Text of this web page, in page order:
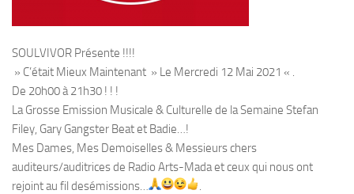
SOULVIVOR Présente !!!!
» C’était Mieux Maintenant » Le Mercredi 12 Mai 2021 « .
De 20h00 à 21h30 ! ! !
La Grosse Emission Musicale & Culturelle de la Semaine Stefan
Filey, Gary Gangster Beat et Badie…!
Mes Dames, Mes Demoiselles & Messieurs chers
auditeurs/auditrices de Radio Arts-Mada et ceux qui nous ont
rejoint au fil desémissions…
.